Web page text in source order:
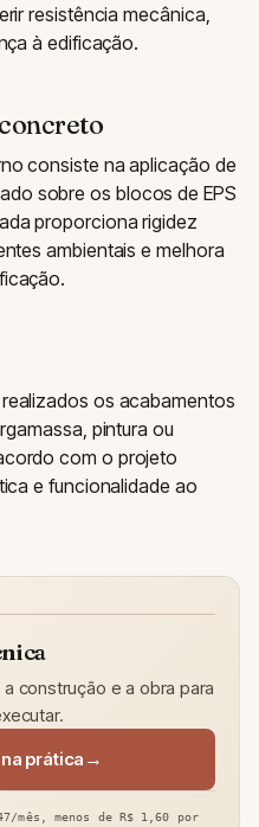
resistência mecânica,
à edificação.
consiste na aplicação de
sobre os blocos de EPS
proporciona rigidez
ambientais e melhora
os acabamentos
pintura ou
com o projeto
e funcionalidade ao
construção e a obra para
prática
mês, menos de R$ 1,60 por